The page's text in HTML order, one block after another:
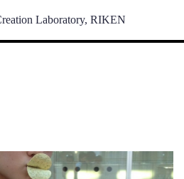
Laboratory, RIKEN